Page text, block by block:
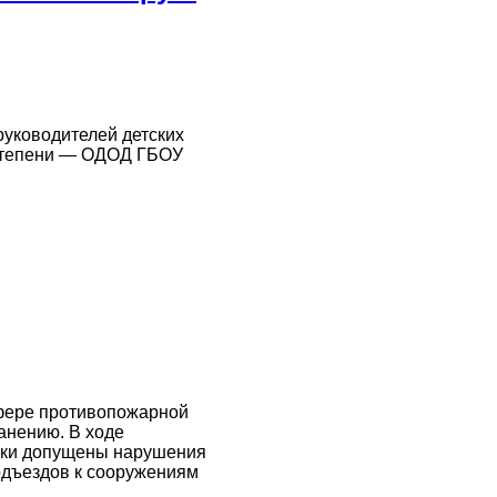
детских
степени — ОДОД ГБОУ
противопожарной
В ходе
допущены нарушения
к сооружениям